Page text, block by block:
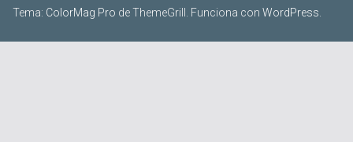
Tema: ColorMag Pro de ThemeGrill. Funciona con WordPress